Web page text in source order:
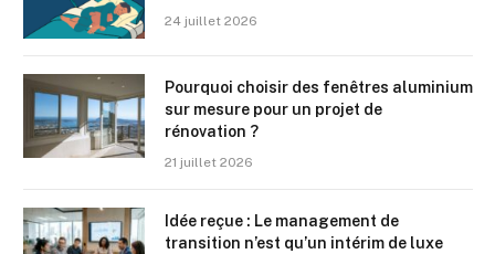
24 juillet 2026
Pourquoi choisir des fenêtres aluminium
sur mesure pour un projet de
rénovation ?
21 juillet 2026
Idée reçue : Le management de
transition n’est qu’un intérim de luxe